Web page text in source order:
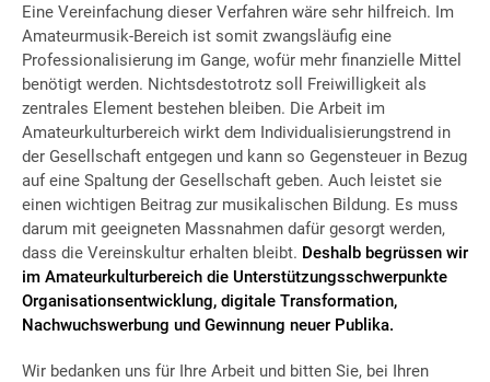
Eine Vereinfachung dieser Verfahren wäre sehr hilfreich. Im
Amateurmusik-Bereich ist somit zwangsläufig eine
Professionalisierung im Gange, wofür mehr finanzielle Mittel
benötigt werden. Nichtsdestotrotz soll Freiwilligkeit als
zentrales Element bestehen bleiben. Die Arbeit im
Amateurkulturbereich wirkt dem Individualisierungstrend in
der Gesellschaft entgegen und kann so Gegensteuer in Bezug
auf eine Spaltung der Gesellschaft geben. Auch leistet sie
einen wichtigen Beitrag zur musikalischen Bildung. Es muss
darum mit geeigneten Massnahmen dafür gesorgt werden,
dass die Vereinskultur erhalten bleibt. Deshalb begrüssen wir
im Amateurkulturbereich die Unterstützungsschwerpunkte
Organisationsentwicklung, digitale Transformation,
Nachwuchswerbung und Gewinnung neuer Publika.
Wir bedanken uns für Ihre Arbeit und bitten Sie, bei Ihren